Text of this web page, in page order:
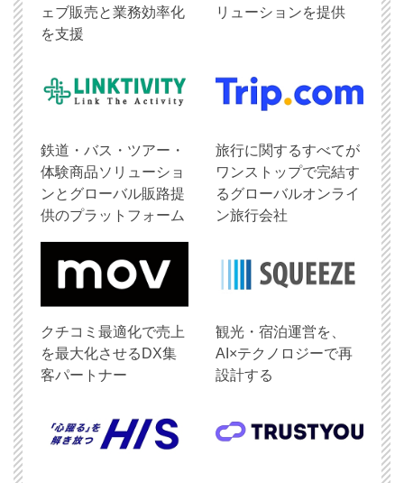
ェブ販売と業務効率化
を支援
リューションを提供
鉄道・バス・ツアー・
体験商品ソリューショ
ンとグローバル販路提
供のプラットフォーム
旅行に関するすべてが
ワンストップで完結す
るグローバルオンライ
ン旅行会社
クチコミ最適化で売上
を最大化させるDX集
客パートナー
観光・宿泊運営を、
AI×テクノロジーで再
設計する